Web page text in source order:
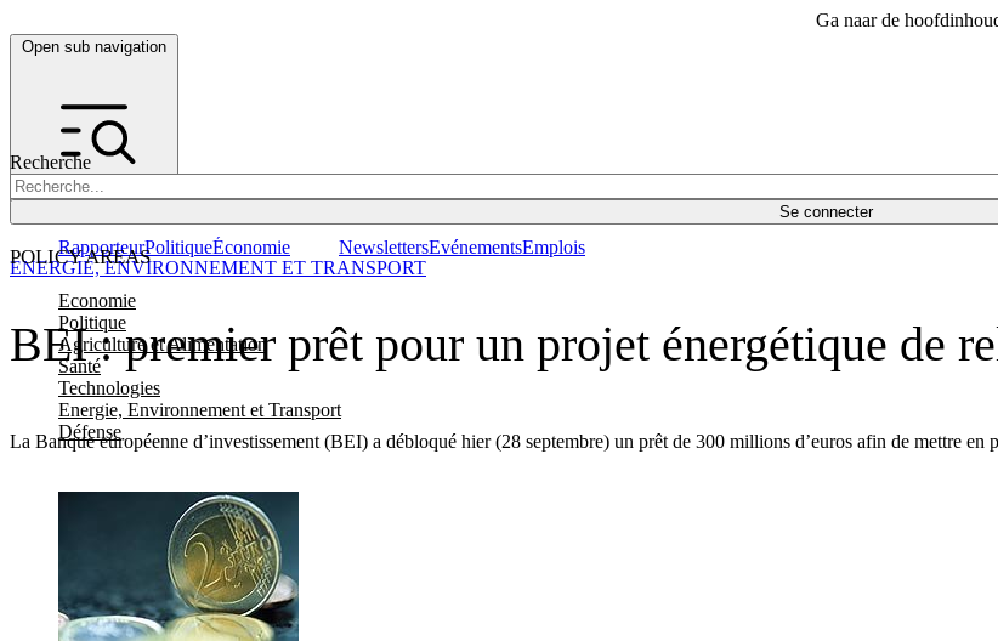
Ga naar de
Open sub navigation
Recherche
Se connecter
POLICY AREAS
Economie
Politique
Agriculture et Alimentation
Santé
Technologies
Energie, Environnement et Transport
Défense
RapporteurPolitiqueÉconomie NewslettersEvénementsEmplois
BEI : premier prêt pour un projet énergétique de
La Banque européenne d’investissement (BEI) a débloqué hier (28 septembre) un prêt de 300 millions d’euros afin de mettre en
ENERGIE, ENVIRONNEMENT ET TRANSPORT